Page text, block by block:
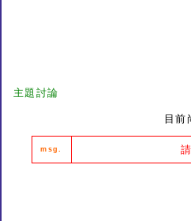
主題討論
目前
msg.